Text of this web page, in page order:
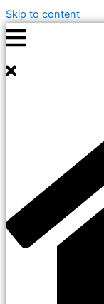
Skip to content